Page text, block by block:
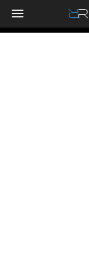
RallyandRaces.com